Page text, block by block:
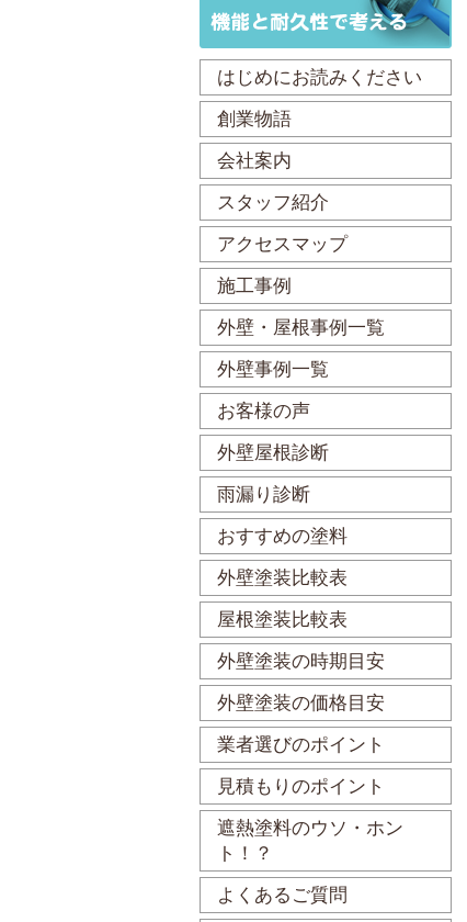
はじめにお読みください
創業物語
会社案内
スタッフ紹介
アクセスマップ
施工事例
外壁・屋根事例一覧
外壁事例一覧
お客様の声
外壁屋根診断
雨漏り診断
おすすめの塗料
外壁塗装比較表
屋根塗装比較表
外壁塗装の時期目安
外壁塗装の価格目安
業者選びのポイント
見積もりのポイント
遮熱塗料のウソ・ホン
ト！？
よくあるご質問